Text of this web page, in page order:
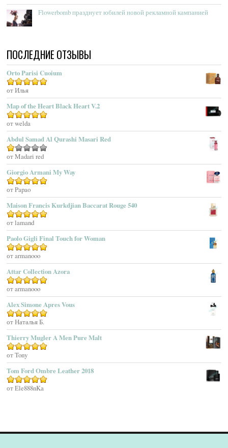
Acqua Di Monaco
Acqua Di Parma
Acqua Di Sardegna
Acqua Di Stresa
Adam Levine
Adamo Parfum
Adidas
Adolfo Dominguez
Adrienne Vittadini
Aedes De Venustas
Aerin Lauder
Aether
Affinessence
Afnan Perfumes
Agatha Ruiz De La Prada
Agatho Parfum
Agent Provocateur
Agnes B
Agonist
Ahjaar
Aigner
Aj Arabia (Widian)
Ajmal
Akro
Al Hamatt
Al Haramain
Al-Jazeera
Alex Simone
Flowerbomb празднует юбилей новой рекламной кампанией
ПОСЛЕДНИЕ ОТЗЫВЫ
Orto Parisi Cuoium
Оценка
от Илья
Map of the Heart Black Heart V.2
Оценка5
от welda
Abdul Samad Al Qurashi Masari Red
Оценка
1
из
5
от Madari red
Giorgio Armani My Way
Оценка5
от Papao
Maison Francis Kurkdjian Baccarat Rouge 540
Оценка5из 5
от lamand
Paolo Gigli Final Touch for Woman
Оценка5из 5
от armanooo
Attar Collection Azora
Оценка5из 5
от armanooo
Alex Simone Apres Vous
Оценка5из 5
от Наталья Б.
Thierry Mugler A Men Pure Malt
Оценка
от Tony
Tom Ford Ombre Leather 2018
Оценка5из 5
от Ele888nKa